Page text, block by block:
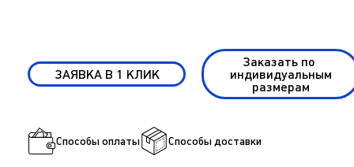
ЗАЯВКА В 1 КЛИК
Заказать по
индивидуальным
размерам
Способы оплаты Способы доставки